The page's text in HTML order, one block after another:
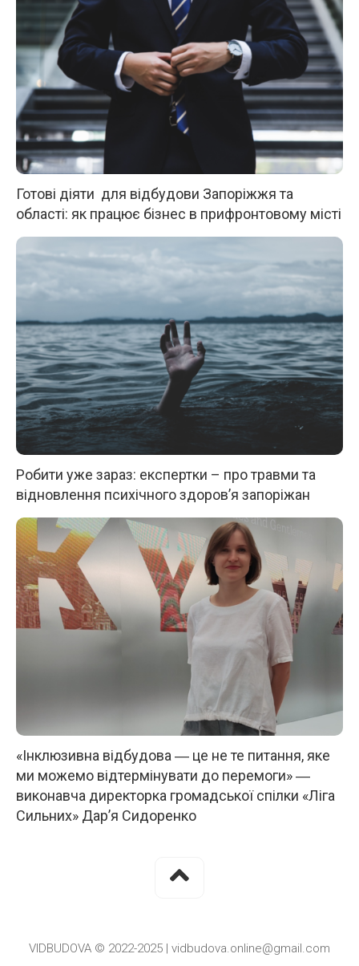
Готові діяти для відбудови Запоріжжя та
області: як працює бізнес в прифронтовому місті
Робити уже зараз: експертки – про травми та
відновлення психічного здоров’я запоріжан
«Інклюзивна відбудова ― це не те питання, яке
ми можемо відтермінувати до перемоги» ―
виконавча директорка громадської спілки «Ліга
Сильних» Дар’я Сидоренко
VIDBUDOVA © 2022-2025 | vidbudova.online@gmail.com